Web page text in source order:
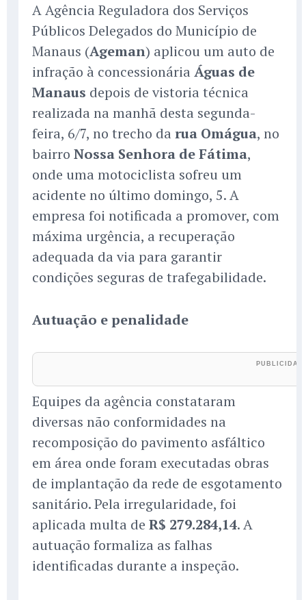
A Agência Reguladora dos Serviços
Públicos Delegados do Município de
Manaus (Ageman) aplicou um auto de
infração à concessionária Águas de
Manaus depois de vistoria técnica
realizada na manhã desta segunda-
feira, 6/7, no trecho da rua Omágua, no
bairro Nossa Senhora de Fátima,
onde uma motociclista sofreu um
acidente no último domingo, 5. A
empresa foi notificada a promover, com
máxima urgência, a recuperação
adequada da via para garantir
condições seguras de trafegabilidade.
Autuação e penalidade
Equipes da agência constataram
diversas não conformidades na
recomposição do pavimento asfáltico
em área onde foram executadas obras
de implantação da rede de esgotamento
sanitário. Pela irregularidade, foi
aplicada multa de R$ 279.284,14. A
autuação formaliza as falhas
identificadas durante a inspeção.